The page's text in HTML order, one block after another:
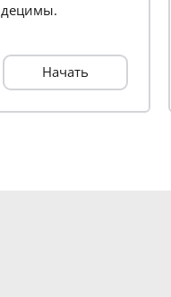
децимы.
Начать